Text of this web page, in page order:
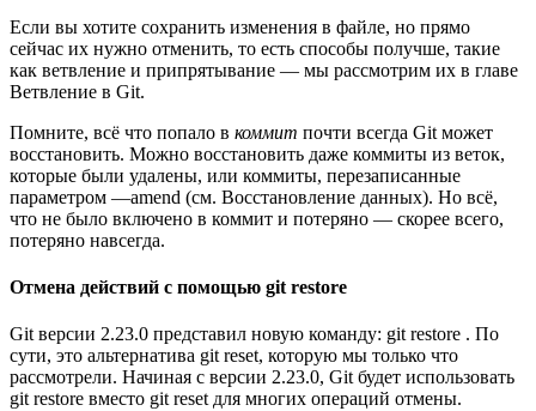
Если вы хотите сохранить изменения в файле, но прямо
сейчас их нужно отменить, то есть способы получше, такие
как ветвление и припрятывание — мы рассмотрим их в главе
Ветвление в Git.
Помните, всё что попало в коммит почти всегда Git может
восстановить. Можно восстановить даже коммиты из веток,
которые были удалены, или коммиты, перезаписанные
параметром —amend (см. Восстановление данных). Но всё,
что не было включено в коммит и потеряно — скорее всего,
потеряно навсегда.
Отмена действий с помощью git restore
Git версии 2.23.0 представил новую команду: git restore . По
сути, это альтернатива git reset, которую мы только что
рассмотрели. Начиная с версии 2.23.0, Git будет использовать
git restore вместо git reset для многих операций отмены.